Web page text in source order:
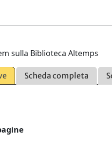
sulla Biblioteca Altemps
Scheda completa